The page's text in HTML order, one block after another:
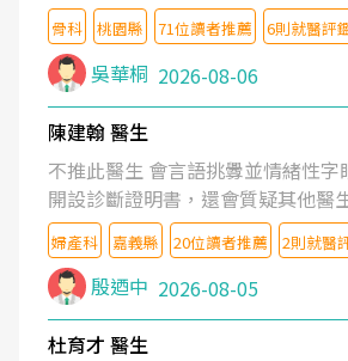
骨科 桃園縣 71位讀者推薦 6則就醫評
吳華桐 2026-08-06
陳建翰 醫生
不推此醫生 會言語挑釁並情緒性字
開設診斷證明書，還會質疑其他醫
婦產科 嘉義縣 20位讀者推薦 2則就醫
殷迺中 2026-08-05
杜育才 醫生